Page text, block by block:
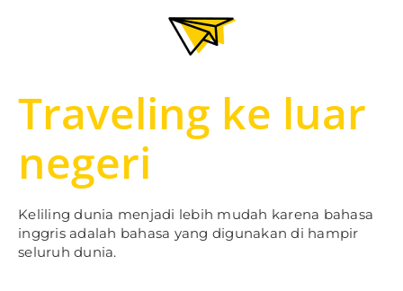
Traveling ke luar
negeri
Keliling dunia menjadi lebih mudah karena bahasa
inggris adalah bahasa yang digunakan di hampir
seluruh dunia.